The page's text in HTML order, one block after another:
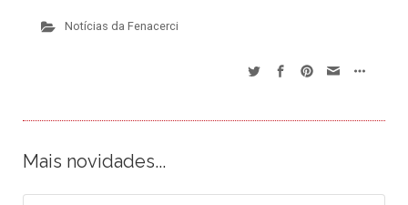
Notícias da Fenacerci
Mais novidades...